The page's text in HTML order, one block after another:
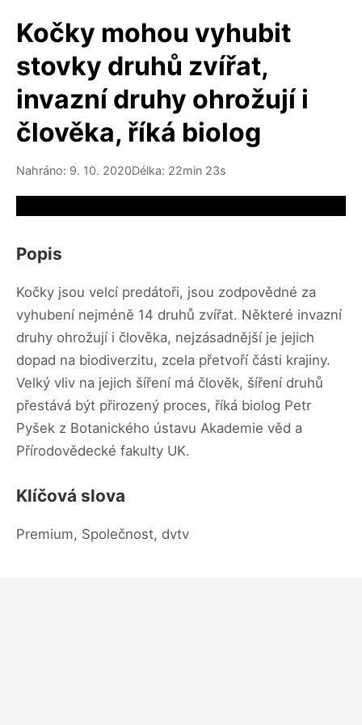
Kočky mohou vyhubit
stovky druhů zvířat,
invazní druhy ohrožují i
člověka, říká biolog
Nahráno: 9. 10. 2020Délka: 22min 23s
Popis
Kočky jsou velcí predátoři, jsou zodpovědné za
vyhubení nejméně 14 druhů zvířat. Některé invazní
druhy ohrožují i člověka, nejzásadnější je jejich
dopad na biodiverzitu, zcela přetvoří části krajiny.
Velký vliv na jejich šíření má člověk, šíření druhů
přestává být přirozený proces, říká biolog Petr
Pyšek z Botanického ústavu Akademie věd a
Přírodovědecké fakulty UK.
Klíčová slova
Premium, Společnost, dvtv